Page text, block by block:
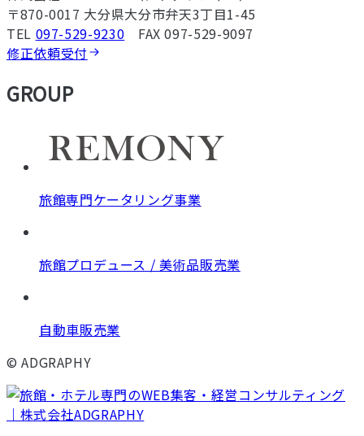
〒870-0017 大分県大分市弁天3丁目1-45
TEL 097-529-9230 FAX 097-529-9097
修正依頼受付
GROUP
旅館専門ケータリング事業
旅館プロデュース / 美術品販売業
自動車販売業
© ADGRAPHY